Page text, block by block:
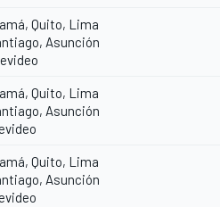
Quito, Lima
Asunción
Quito, Lima
Asunción
Quito, Lima
Asunción